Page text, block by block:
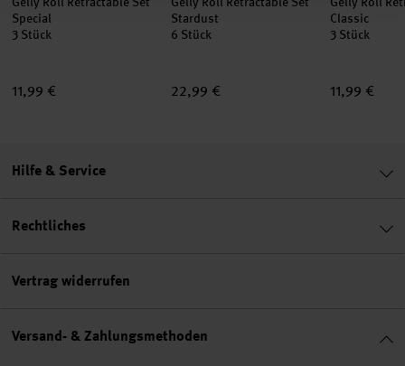
Special
3 Stück
11,99 €
Stardust
6 Stück
22,99 €
Classic
3 Stück
11,99 €
Hilfe & Service
Rechtliches
Vertrag widerrufen
Versand- & Zahlungsmethoden